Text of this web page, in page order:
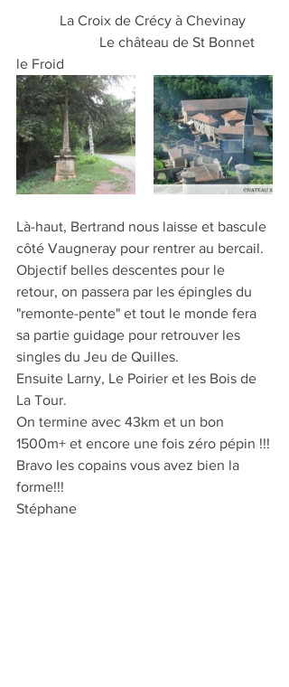
                       Le château de St Bonnet
le Froid
Là-haut, Bertrand nous laisse et bascule
côté Vaugneray pour rentrer au bercail.
Objectif belles descentes pour le
retour, on passera par les épingles du
"remonte-pente" et tout le monde fera
sa partie guidage pour retrouver les
singles du Jeu de Quilles.
Ensuite Larny, Le Poirier et les Bois de
La Tour.
On termine avec 43km et un bon
1500m+ et encore une fois zéro pépin !!!
Bravo les copains vous avez bien la
forme!!!
Stéphane